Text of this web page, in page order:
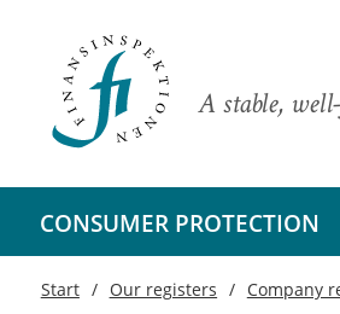
A stable,
CONSUMER PROTECTION
Start Our registers Company